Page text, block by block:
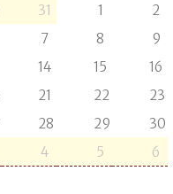
31 1
2
7 8
9
14 15
16
21 22
23
28 29
30
4 5 6